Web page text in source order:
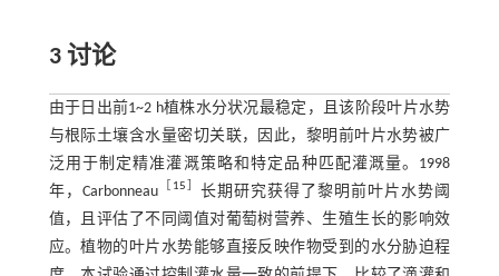
3 讨论
由于日出前1~2 h植株水分状况最稳定，且该阶段叶片水势
与根际土壤含水量密切关联，因此，黎明前叶片水势被广
泛用于制定精准灌溉策略和特定品种匹配灌溉量。1998
年，Carbonneau［ 15］ 长期研究获得了黎明前叶片水势阈
值，且评估了不同阈值对葡萄树营养、生殖生长的影响效
应。植物的叶片水势能够直接反映作物受到的水分胁迫程